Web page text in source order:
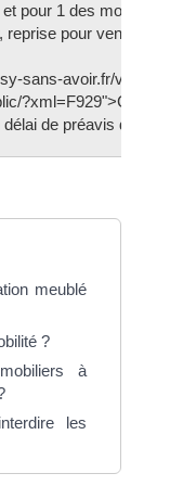
pour 1 des motifs
reprise pour vendre,
sans-avoir.fr/vie-
?xml=F929">Congé
de préavis d'au
meublé
?
à
les